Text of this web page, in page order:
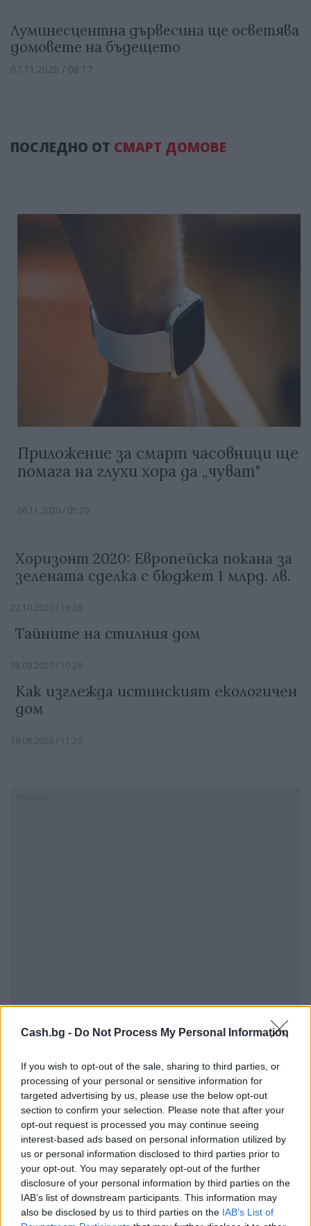
Cash.bg - Do Not Process My Personal Information
If you wish to opt-out of the sale, sharing to third parties, or
processing of your personal or sensitive information for
targeted advertising by us, please use the below opt-out
section to confirm your selection. Please note that after your
opt-out request is processed you may continue seeing
interest-based ads based on personal information utilized by
us or personal information disclosed to third parties prior to
your opt-out. You may separately opt-out of the further
disclosure of your personal information by third parties on the
IAB’s list of downstream participants. This information may
also be disclosed by us to third parties on the IAB’s List of
Луминесцентна дървесина ще осветява
домовете на бъдещето
07.11.2020 / 08:17
ПОСЛЕДНО ОТ СМАРТ ДОМОВЕ
Приложение за смарт часовници ще
помага на глухи хора да „чуват"
06.11.2020 / 05:20
Хоризонт 2020: Европейска покана за
зелената сделка с бюджет 1 млрд. лв.
22.10.2020 / 16:36
Тайните на стилния дом
08.09.2020 / 10:29
Как изглежда истинският екологичен
дом
19.08.2020 / 11:20
ВСИЧКО ОТСМАРТ ДОМОВЕ